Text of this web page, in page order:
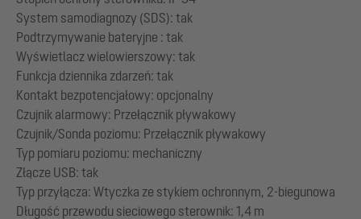
System samodiagnozy (SDS): tak
Podtrzymywanie bateryjne : tak
Wyświetlacz wielowierszowy: tak
Funkcja dziennika zdarzeń: tak
Kontakt bezpotencjałowy: opcjonalny
Czujnik alarmowy: Przełącznik pływakowy
Czujnik/Sonda poziomu: Przełącznik pływakowy
Typ pomiaru poziomu: mechaniczny
Złącze USB: tak
Typ przyłącza: Wtyczka ze stykiem ochronnym, 2-biegunowa
Długość przewodu sieciowego sterownik: 1,4 m